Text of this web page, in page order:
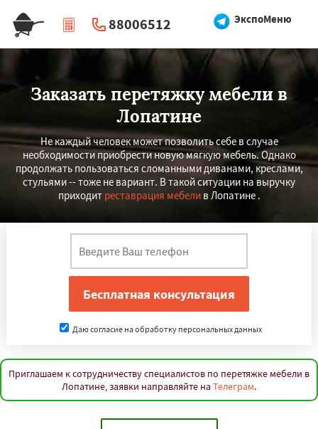
ЭкспоМеню
88006512
| Перезвоните мне
Заказать перетяжку мебели в
Лопатине
Не каждый человек может позволить себе в случае
необходимости приобрести новую мягкую мебель. Однако
продолжать пользоваться сломанными диванами, креслами,
стульями -- тоже не вариант. В такой ситуации на выручку
приходит реставрация мебелив Лопатине .
Даю согласие на обработку персональных данных
Приглашаем к сотрудничеству специалистов по перетяжке мебели в
Лопатине, заявки направляйте на Телеграм.